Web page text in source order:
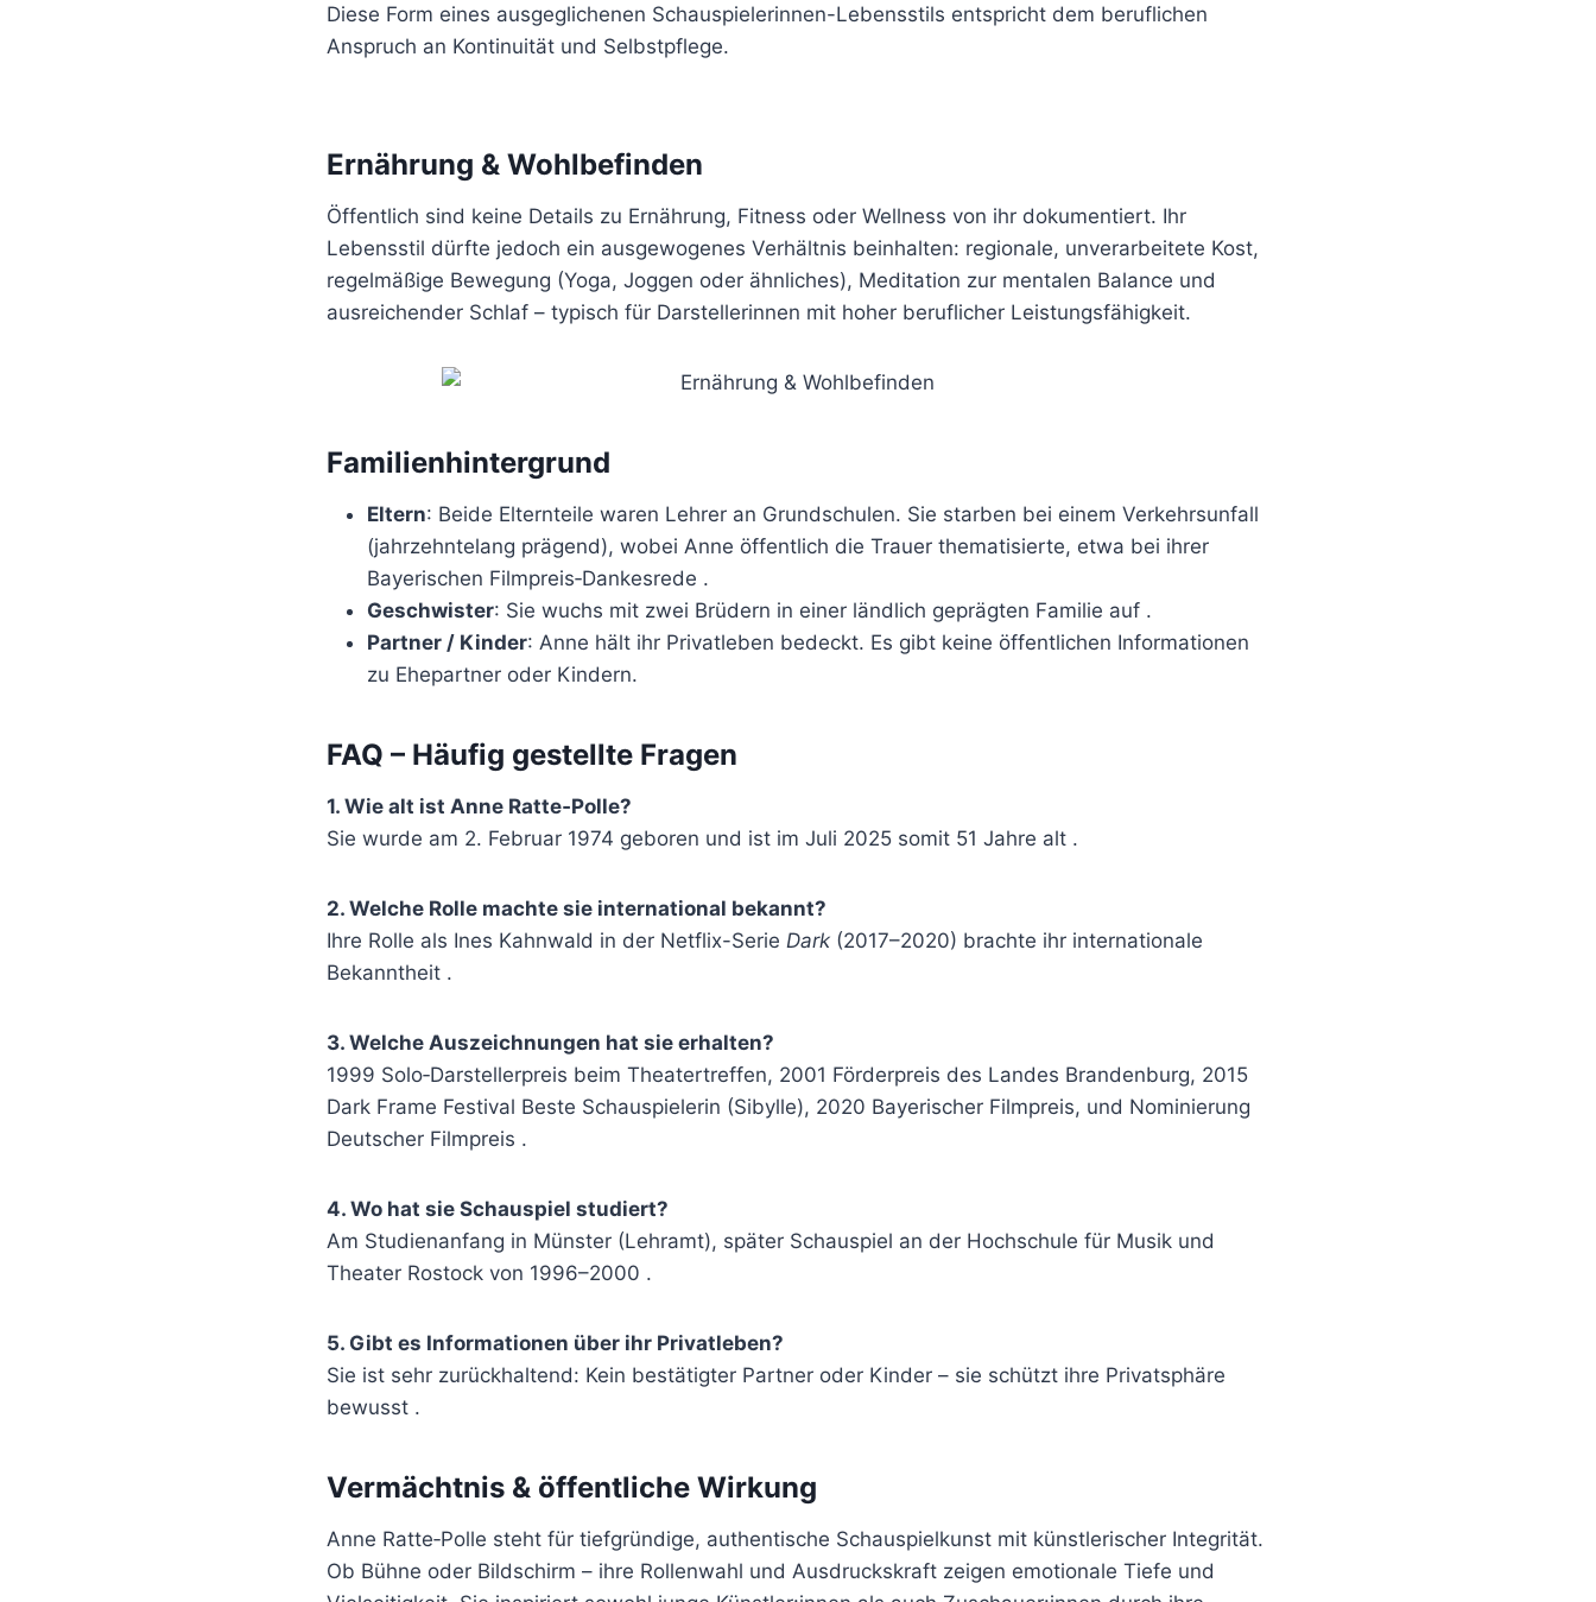
Diese Form eines ausgeglichenen Schauspielerinnen-Lebensstils entspricht dem beruflichen
Anspruch an Kontinuität und Selbstpflege.
Ernährung & Wohlbefinden
Öffentlich sind keine Details zu Ernährung, Fitness oder Wellness von ihr dokumentiert. Ihr
Lebensstil dürfte jedoch ein ausgewogenes Verhältnis beinhalten: regionale, unverarbeitete Kost,
regelmäßige Bewegung (Yoga, Joggen oder ähnliches), Meditation zur mentalen Balance und
ausreichender Schlaf – typisch für Darstellerinnen mit hoher beruflicher Leistungsfähigkeit.
Familienhintergrund
Eltern: Beide Elternteile waren Lehrer an Grundschulen. Sie starben bei einem Verkehrsunfall
(jahrzehntelang prägend), wobei Anne öffentlich die Trauer thematisierte, etwa bei ihrer
Bayerischen Filmpreis‑Dankesrede .
Geschwister: Sie wuchs mit zwei Brüdern in einer ländlich geprägten Familie auf .
Partner / Kinder: Anne hält ihr Privatleben bedeckt. Es gibt keine öffentlichen Informationen
zu Ehepartner oder Kindern.
FAQ – Häufig gestellte Fragen
1. Wie alt ist Anne Ratte‑Polle?
Sie wurde am 2. Februar 1974 geboren und ist im Juli 2025 somit 51 Jahre alt .
2. Welche Rolle machte sie international bekannt?
Ihre Rolle als Ines Kahnwald in der Netflix-Serie Dark (2017–2020) brachte ihr internationale
Bekanntheit .
3. Welche Auszeichnungen hat sie erhalten?
1999 Solo‑Darstellerpreis beim Theatertreffen, 2001 Förderpreis des Landes Brandenburg, 2015
Dark Frame Festival Beste Schauspielerin (Sibylle), 2020 Bayerischer Filmpreis, und Nominierung
Deutscher Filmpreis .
4. Wo hat sie Schauspiel studiert?
Am Studienanfang in Münster (Lehramt), später Schauspiel an der Hochschule für Musik und
Theater Rostock von 1996–2000 .
5. Gibt es Informationen über ihr Privatleben?
Sie ist sehr zurückhaltend: Kein bestätigter Partner oder Kinder – sie schützt ihre Privatsphäre
bewusst .
Vermächtnis & öffentliche Wirkung
Anne Ratte‑Polle steht für tiefgründige, authentische Schauspielkunst mit künstlerischer Integrität.
Ob Bühne oder Bildschirm – ihre Rollenwahl und Ausdruckskraft zeigen emotionale Tiefe und